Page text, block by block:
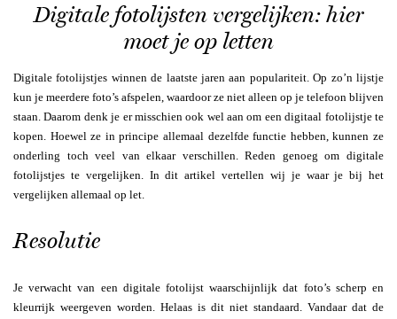
Digitale fotolijsten vergelijken: hier
moet je op letten
Digitale fotolijstjes winnen de laatste jaren aan populariteit. Op zo’n lijstje
kun je meerdere foto’s afspelen, waardoor ze niet alleen op je telefoon blijven
staan. Daarom denk je er misschien ook wel aan om een digitaal fotolijstje te
kopen. Hoewel ze in principe allemaal dezelfde functie hebben, kunnen ze
onderling toch veel van elkaar verschillen. Reden genoeg om digitale
fotolijstjes te vergelijken. In dit artikel vertellen wij je waar je bij het
vergelijken allemaal op let.
Resolutie
Je verwacht van een digitale fotolijst waarschijnlijk dat foto’s scherp en
kleurrijk weergeven worden. Helaas is dit niet standaard. Vandaar dat de